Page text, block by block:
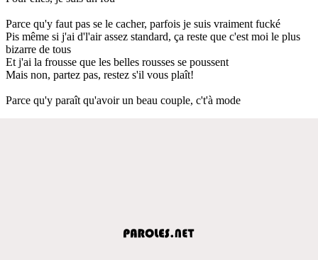
Parce qu'y faut pas se le cacher, parfois je suis vraiment fucké
Pis même si j'ai d'l'air assez standard, ça reste que c'est moi le plus
bizarre de tous
Et j'ai la frousse que les belles rousses se poussent
Mais non, partez pas, restez s'il vous plaît!
Parce qu'y paraît qu'avoir un beau couple, c't'à mode